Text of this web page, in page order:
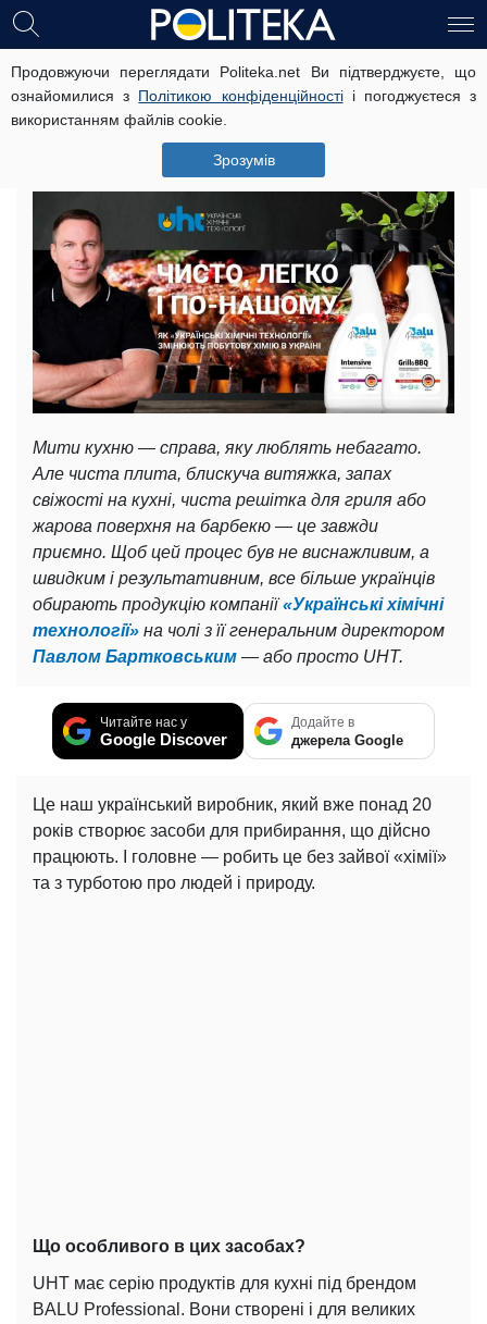
Продовжуючи переглядати Politeka.net Ви підтверджуєте, що
ознайомилися з Політикою конфіденційностіі погоджуєтеся з
використанням файлів cookie.
Зрозумів
Чисто, легко і по-нашому: як
«Українські Хімічні Технології»
змінюють побутову хімію в Україні
Мити кухню — справа, яку люблять небагато.
Але чиста плита, блискуча витяжка, запах
свіжості на кухні, чиста решітка для гриля або
жарова поверхня на барбекю — це завжди
приємно. Щоб цей процес був не виснажливим, а
швидким і результативним, все більше українців
обирають продукцію компанії«Українські хімічні
технології» на чолі з її генеральним директором
Павлом Бартковським — або просто UHT.
Читайте нас у
Google Discover
Додайте в
джерела Google
Це наш український виробник, який вже понад 20
років створює засоби для прибирання, що дійсно
працюють. І головне — робить це без зайвої «хімії»
та з турботою про людей і природу.
Що особливого в цих засобах?
UHT має серію продуктів для кухні під брендом
BALU Professional. Вони створені і для великих